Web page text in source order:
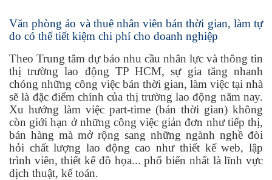
Văn phòng ảo và thuê nhân viên bán thời gian, làm tự
do có thể tiết kiệm chi phí cho doanh nghiệp
Theo Trung tâm dự báo nhu cầu nhân lực và thông tin
thị trường lao động TP HCM, sự gia tăng nhanh
chóng những công việc bán thời gian, làm việc tại nhà
sẽ là đặc điểm chính của thị trường lao động năm nay.
Xu hướng làm việc part-time (bán thời gian) không
còn giới hạn ở những công việc giản đơn như tiếp thị,
bán hàng mà mở rộng sang những ngành nghề đòi
hỏi chất lượng lao động cao như thiết kế web, lập
trình viên, thiết kế đồ họa... phổ biến nhất là lĩnh vực
dịch thuật, kế toán.